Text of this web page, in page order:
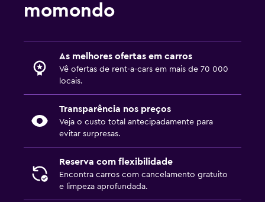
Aluguer de carros em Ilha do Pico
Aluguer de carros em Santarém
Aluguer de carros em Barreiro desde 3 €
momondo
As melhores ofertas em carros
Vê ofertas de rent-a-cars em mais de 70 000
locais.
Transparência nos preços
Veja o custo total antecipadamente para
evitar surpresas.
Reserva com flexibilidade
Encontra carros com cancelamento gratuito
e limpeza aprofundada.